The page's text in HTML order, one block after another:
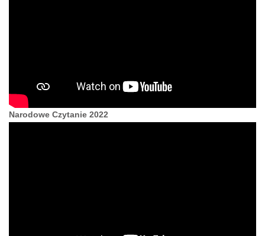
Narodowe Czytanie 2022